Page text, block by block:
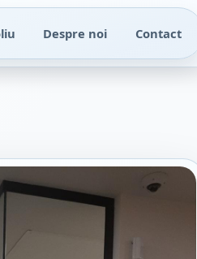
Despre noi Contact